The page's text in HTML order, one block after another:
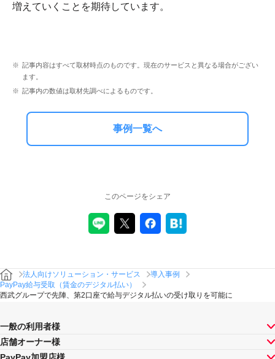
増えていくことを期待しています。
記事内容はすべて取材時点のものです。現在のサービスと異なる場合がござい
ます。
記事内の数値は取材先調べによるものです。
事例一覧へ
このページをシェア
法人向けソリューション・サービス
導入事例
PayPay給与受取（賃金のデジタル払い）
西武グループで先陣、第2口座で給与デジタル払いの受け取りを可能に
一般の利用者様
店舗オーナー様
PayPay加盟店様